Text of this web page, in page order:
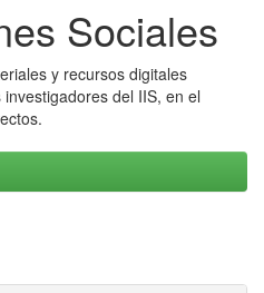
Sociales
y recursos digitales
del IIS, en el